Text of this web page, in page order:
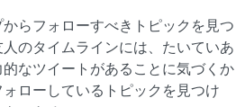
らフォローすべきトピックを見つ
のタイムラインには、たいていあ
なツイートがあることに気づくか
ローしているトピックを見つけ